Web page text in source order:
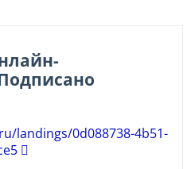
landings/0d088738-4b51-